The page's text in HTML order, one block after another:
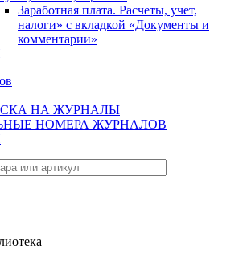
Заработная плата. Расчеты, учет,
налоги» с вкладкой «Документы и
комментарии»
НА ЖУРНАЛЫ
НОМЕРА ЖУРНАЛОВ